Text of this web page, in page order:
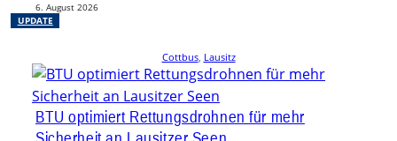
UPDATE
6. August 2026
Cottbus, Lausitz
BTU optimiert Rettungsdrohnen für mehr